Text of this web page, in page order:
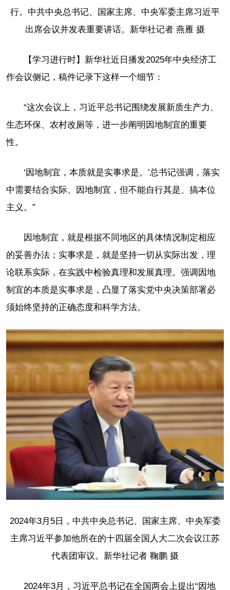
行。中共中央总书记、国家主席、中央军委主席习近平
出席会议并发表重要讲话。新华社记者 燕雁 摄
【学习进行时】新华社近日播发2025年中央经济工
作会议侧记，稿件记录下这样一个细节：
“这次会议上，习近平总书记围绕发展新质生产力、
生态环保、农村改厕等，进一步阐明因地制宜的重要
性。
‘因地制宜，本质就是实事求是。’总书记强调，落实
中需要结合实际、因地制宜，但不能自行其是、搞本位
主义。”
因地制宜，就是根据不同地区的具体情况制定相应
的妥善办法；实事求是，就是坚持一切从实际出发，理
论联系实际，在实践中检验真理和发展真理。强调因地
制宜的本质是实事求是，凸显了落实党中央决策部署必
须始终坚持的正确态度和科学方法。
2024年3月5日，中共中央总书记、国家主席、中央军委
主席习近平参加他所在的十四届全国人大二次会议江苏
代表团审议。新华社记者 鞠鹏 摄
2024年3月，习近平总书记在全国两会上提出“因地